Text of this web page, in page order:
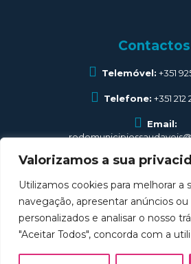
Valorizamos a sua
Utilizamos cookies para melhorar a
navegação, apresentar anúncios
personalizados e analisar o nosso
"Aceitar Todos", concorda com a
Contactos
Telemóvel: +351
Telefone: +351 212
Email:
Associação de Municípios
Municípios Saudáveis © 2025 .